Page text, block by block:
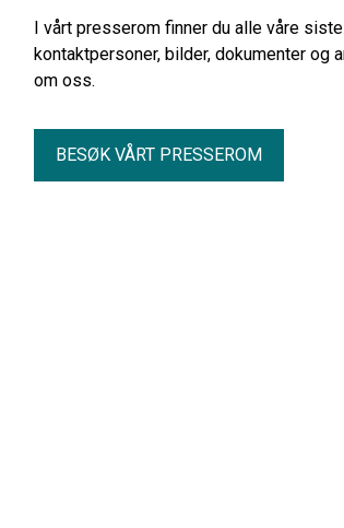
I vårt presserom finner du alle våre
kontaktpersoner, bilder, dokumenter og
om oss.
BESØK VÅRT PRESSEROM